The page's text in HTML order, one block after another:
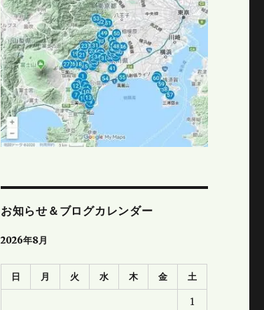
お知らせ＆ブログカレンダー
2026年8月
日 月 火 水 木 金 土
1